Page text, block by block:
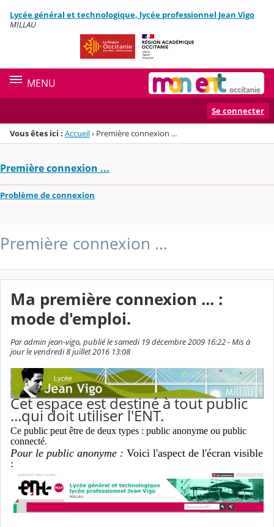
Menu de la rubrique
Contenu
Lycée général et technologique, lycée professionnel Jean Vigo
MILLAU
MENU
Se connecter
Vous êtes ici : Accueil› Première connexion ...
Première connexion ...
Problème de connexion
Première connexion ...
Ma première connexion ... :
mode d'emploi.
Par admin jean-vigo, publié le samedi 19 décembre 2009 16:22 - Mis à
jour le vendredi 8 juillet 2016 13:08
Cet espace est destiné à tout public
...qui doit utiliser l'ENT.
Ce public peut être de deux types : public anonyme ou public
connecté.
Pour le public anonyme : Voici l'aspect de l'écran visible
: